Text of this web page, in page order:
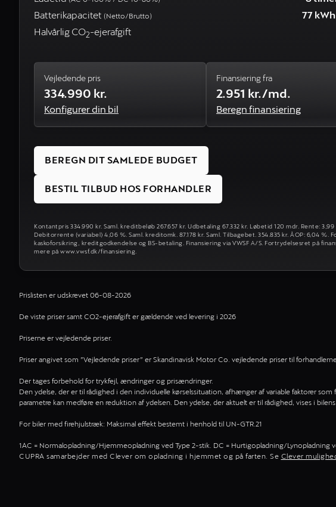
77
Batterikapacitet (Netto/Brutto)
Halvårlig CO2-ejerafgift
Vejledende pris
334.990 kr.
Konfigurer din bil
Finansiering fra
2.951 kr./md.
Beregn finansiering
BEREGN DIT SAMLEDE BUDGET
BESTIL TILBUD HOS FORHANDLER
Kontantpris 334.990 kr. Saml. kreditbeløb 267.657 kr. Udbetaling 67.332 kr. Løbetid 120 mdr. Rente: 3,99
Debitorrente (variabel) 4,06 %. Saml. kreditomk. 87.178 kr. Saml. Tilbagebet. 354.835 kr. ÅOP: 6,04 %.
kaskoforsikring, kreditgodkendelse og BS-betaling. Finansiering via VWSF A/S. Fortrydelsesret på
mere på www.vwsf.dk/finansiering.
Prislisten er udskrevet 06-08-2026
De viste priser samt CO2-ejerafgift er gældende ved levering i 2026
Priserne er vejledende priser.
Priser angivet som ”Vejledende priser” er Skandinavisk Motor Co. vejledende priser til
Der tages forbehold for trykfejl, ændringer og prisændringer.
Den ydelse, der er til rådighed i den individuelle kørselssituation, afhænger af variable faktorer
parametre kan medføre en reduktion af ydelsen. Den ydelse, der aktuelt er til rådighed, vises i
For biler med firehjulstræk: Maksimal effekt bestemt i henhold til UN-GTR.21
1AC = Normalopladning/Hjemmeopladning ved Type 2-stik. DC = Hurtigopladning/Lynopladning
CUPRA samarbejder med Clever om opladning i hjemmet og på farten. Se Clever